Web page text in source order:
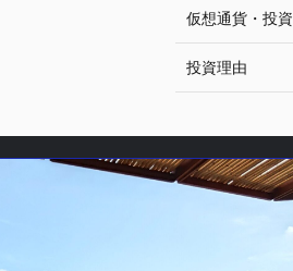
仮想通貨・投資
投資理由